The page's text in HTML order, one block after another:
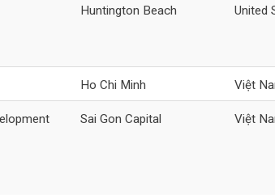
Huntington Beach United
Ho Chi Minh Việt
Sai Gon Capital Việt